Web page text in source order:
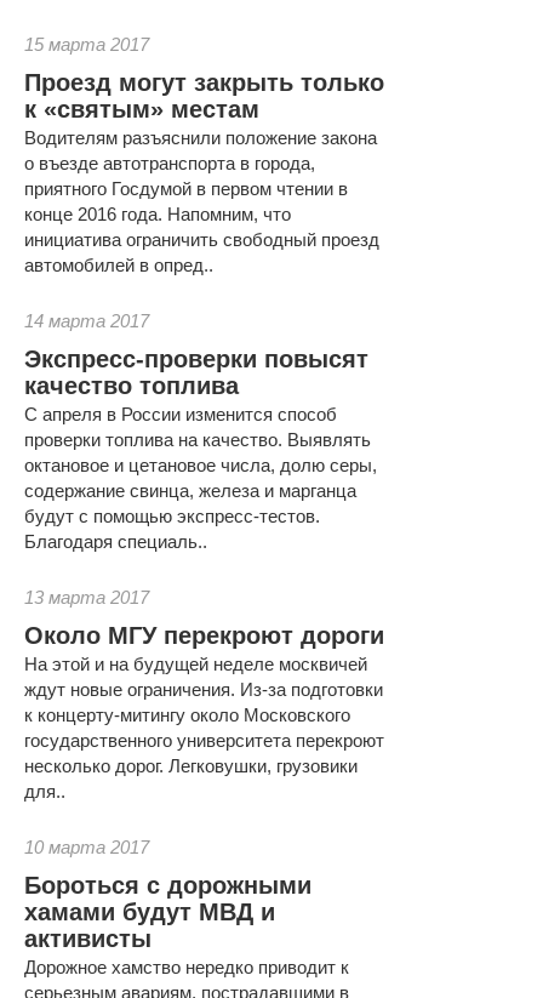
15 марта 2017
Проезд могут закрыть только
к «святым» местам
Водителям разъяснили положение закона
о въезде автотранспорта в города,
приятного Госдумой в первом чтении в
конце 2016 года. Напомним, что
инициатива ограничить свободный проезд
автомобилей в опред..
14 марта 2017
Экспресс-проверки повысят
качество топлива
С апреля в России изменится способ
проверки топлива на качество. Выявлять
октановое и цетановое числа, долю серы,
содержание свинца, железа и марганца
будут с помощью экспресс-тестов.
Благодаря специаль..
13 марта 2017
Около МГУ перекроют дороги
На этой и на будущей неделе москвичей
ждут новые ограничения. Из-за подготовки
к концерту-митингу около Московского
государственного университета перекроют
несколько дорог. Легковушки, грузовики
для..
10 марта 2017
Бороться с дорожными
хамами будут МВД и
активисты
Дорожное хамство нередко приводит к
серьезным авариям, пострадавшими в